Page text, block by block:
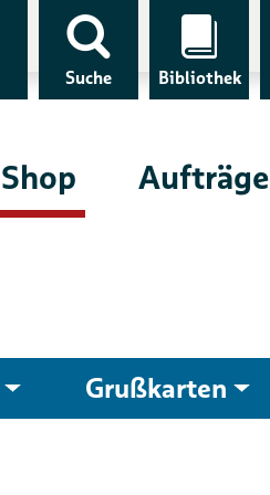
Suche Bibliothek
Shop Aufträge
Grußkarten